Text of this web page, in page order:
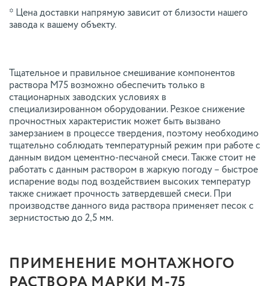
* Цена доставки напрямую зависит от близости нашего
завода к вашему объекту.
Тщательное и правильное смешивание компонентов
раствора М75 возможно обеспечить только в
стационарных заводских условиях в
специализированном оборудовании. Резкое снижение
прочностных характеристик может быть вызвано
замерзанием в процессе твердения, поэтому необходимо
тщательно соблюдать температурный режим при работе с
данным видом цементно-песчаной смеси. Также стоит не
работать с данным раствором в жаркую погоду – быстрое
испарение воды под воздействием высоких температур
также снижает прочность затвердевшей смеси. При
производстве данного вида раствора применяет песок с
зернистостью до 2,5 мм.
ПРИМЕНЕНИЕ МОНТАЖНОГО
РАСТВОРА МАРКИ М-75